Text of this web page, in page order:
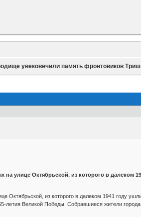
увековечили память фронтовиков
улице Октябрьской, из которого в далеком
Октябрьской, из которого в далеком 1941 году
летия Великой Победы. Собравшиеся жители